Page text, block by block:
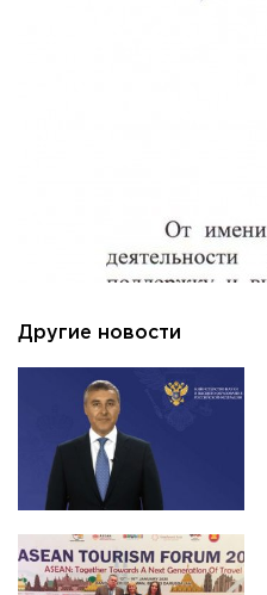
Другие новости